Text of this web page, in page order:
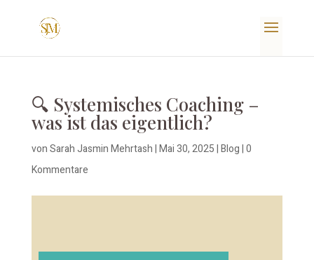
🔍 Systemisches Coaching –
was ist das eigentlich?
vonSarah Jasmin Mehrtash|Mai 30, 2025|Blog|0
Kommentare